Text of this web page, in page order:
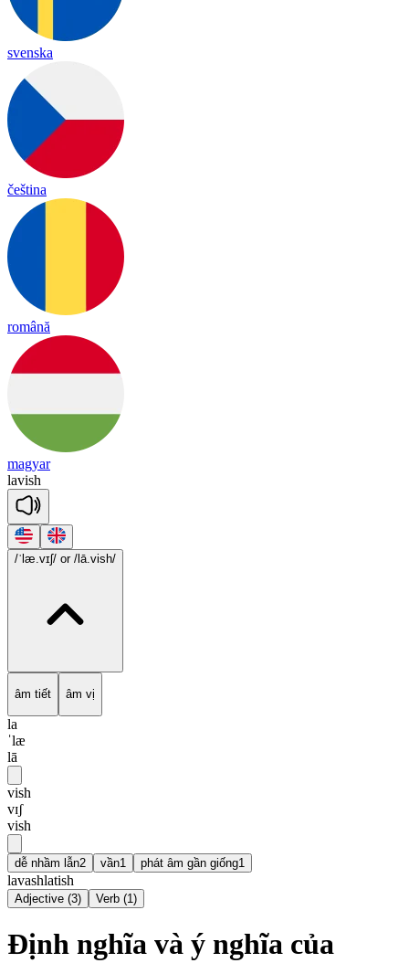
svenska
čeština
română
magyar
lavish
/ˈlæ.vɪʃ/ or /lā.vish/
âm tiết âm vị
la
ˈlæ
lā
vish
vɪʃ
vish
dễ nhầm lẫn2 vần1 phát âm gần giống1
lavashlatish
Adjective (3) Verb (1)
Định nghĩa và ý nghĩa của